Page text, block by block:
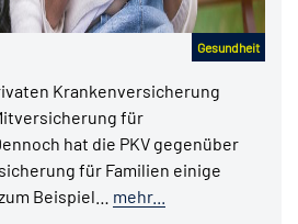
Gesundheit
Krankenversicherung
für
hat die PKV gegenüber
für Familien einige
Beispiel… mehr...